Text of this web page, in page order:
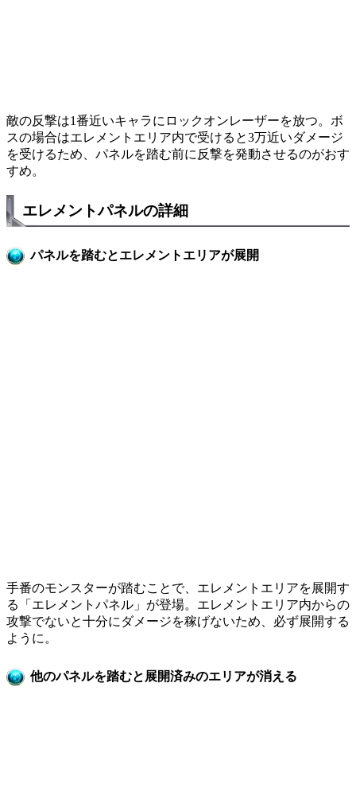
敵の反撃は1番近いキャラにロックオンレーザーを放つ。ボ
スの場合はエレメントエリア内で受けると3万近いダメージ
を受けるため、パネルを踏む前に反撃を発動させるのがおす
すめ。
エレメントパネルの詳細
パネルを踏むとエレメントエリアが展開
手番のモンスターが踏むことで、エレメントエリアを展開す
る「エレメントパネル」が登場。エレメントエリア内からの
攻撃でないと十分にダメージを稼げないため、必ず展開する
ように。
他のパネルを踏むと展開済みのエリアが消える